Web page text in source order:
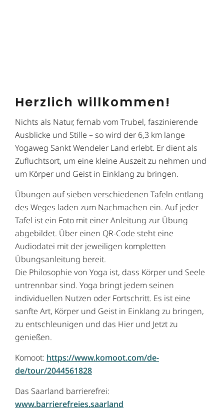
Herzlich willkommen!
Nichts als Natur, fernab vom Trubel, faszinierende
Ausblicke und Stille – so wird der 6,3 km lange
Yogaweg Sankt Wendeler Land erlebt. Er dient als
Zufluchtsort, um eine kleine Auszeit zu nehmen und
um Körper und Geist in Einklang zu bringen.
Übungen auf sieben verschiedenen Tafeln entlang
des Weges laden zum Nachmachen ein. Auf jeder
Tafel ist ein Foto mit einer Anleitung zur Übung
abgebildet. Über einen QR-Code steht eine
Audiodatei mit der jeweiligen kompletten
Übungsanleitung bereit.
Die Philosophie von Yoga ist, dass Körper und Seele
untrennbar sind. Yoga bringt jedem seinen
individuellen Nutzen oder Fortschritt. Es ist eine
sanfte Art, Körper und Geist in Einklang zu bringen,
zu entschleunigen und das Hier und Jetzt zu
genießen.
Komoot: https://www.komoot.com/de-
de/tour/2044561828
Das Saarland barrierefrei:
www.barrierefreies.saarland